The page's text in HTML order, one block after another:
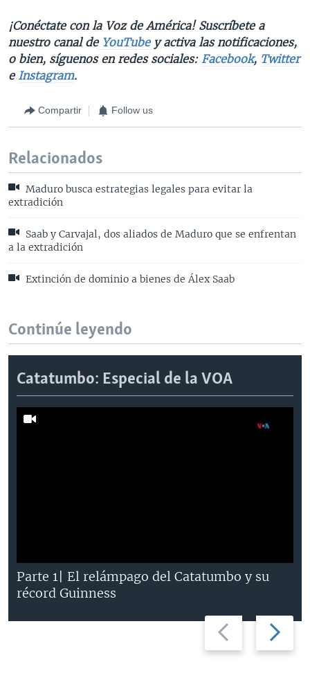
¡Conéctate con la Voz de América! Suscríbete a
nuestro canal deYouTubey activa las notificaciones,
o bien, síguenos en redes sociales: Facebook, Twitter
e Instagram.
Compartir Follow us
Relacionados
Maduro busca estrategias legales para evitar la
extradición
Saab y Carvajal, dos aliados de Maduro que se enfrentan
a la extradición
Extinción de dominio a bienes de Álex Saab
Continúe leyendo
Catatumbo: Especial de la VOA
Previous
slide
Next
slide
Parte 1| El relámpago del Catatumbo y su
récord Guinness